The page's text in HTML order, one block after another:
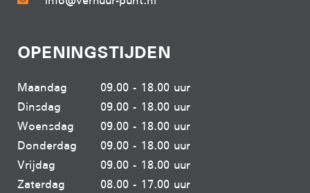
OPENINGSTIJDEN
Maandag
09.00 - 18.00 uur
Dinsdag
09.00 - 18.00 uur
Woensdag
09.00 - 18.00 uur
Donderdag
09.00 - 18.00 uur
Vrijdag
09.00 - 18.00 uur
Zaterdag
08.00 - 17.00 uur